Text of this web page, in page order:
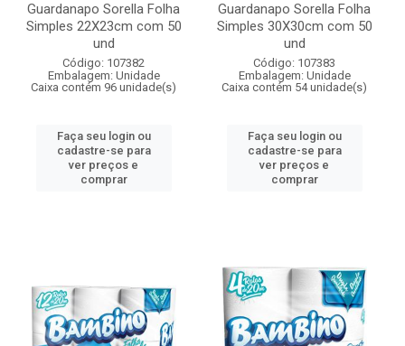
Guardanapo Sorella Folha
Simples 22X23cm com 50
und
Código: 107382
Embalagem: Unidade
Caixa contém 96 unidade(s)
Faça seu login ou
cadastre-se para
ver preços e
comprar
Guardanapo Sorella Folha
Simples 30X30cm com 50
und
Código: 107383
Embalagem: Unidade
Caixa contém 54 unidade(s)
Faça seu login ou
cadastre-se para
ver preços e
comprar